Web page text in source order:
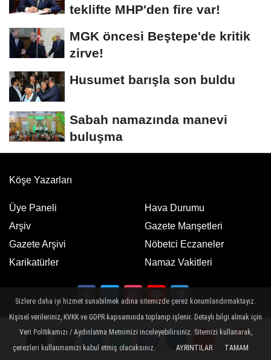
Yorumlar
Yorumlar
teklifte MHP'den fire var!
MGK öncesi Beştepe'de kritik
zirve!
Husumet barışla son buldu
Sabah namazında manevi
buluşma
Köşe Yazarları
Üye Paneli
Arşiv
Gazete Arşivi
Karikatürler
Hava Durumu
Gazete Manşetleri
Nöbetci Eczaneler
Namaz Vakitleri
Google Play
ücretsiz indirin
App Store
ücretsiz indirin
Sizlere daha iyi hizmet sunabilmek adına sitemizde çerez konumlandırmaktayız.
Kişisel verileriniz, KVKK ve GDPR kapsamında toplanıp işlenir. Detaylı bilgi almak için
Veri Politikamızı / Aydınlatma Metnimizi inceleyebilirsiniz. Sitemizi kullanarak,
çerezleri kullanmamızı kabul etmiş olacaksınız.
AYRINTILAR TAMAM